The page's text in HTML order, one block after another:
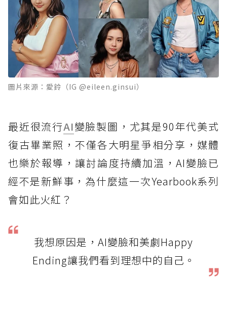
圖片來源：愛鈴（IG @eileen.ginsui）
最近很流行AI變臉製圖，尤其是90年代美式
復古畢業照，不僅各大明星爭相分享，媒體
也樂於報導，讓討論度持續加溫，AI變臉已
經不是新鮮事，為什麼這一次Yearbook系列
會如此火紅？
我想原因是，AI變臉和美劇Happy
Ending讓我們看到理想中的自己。